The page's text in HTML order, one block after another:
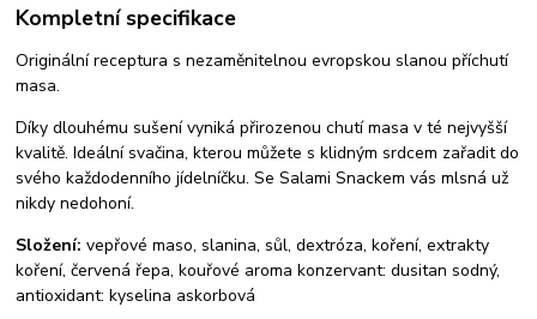
Kompletní specifikace
Originální receptura s nezaměnitelnou evropskou slanou příchutí
masa.
Díky dlouhému sušení vyniká přirozenou chutí masa v té nejvyšší
kvalitě. Ideální svačina, kterou můžete s klidným srdcem zařadit do
svého každodenního jídelníčku. Se Salami Snackem vás mlsná už
nikdy nedohoní.
Složení:vepřové maso, slanina, sůl, dextróza, koření, extrakty
koření, červená řepa, kouřové aroma konzervant: dusitan sodný,
antioxidant: kyselina askorbová